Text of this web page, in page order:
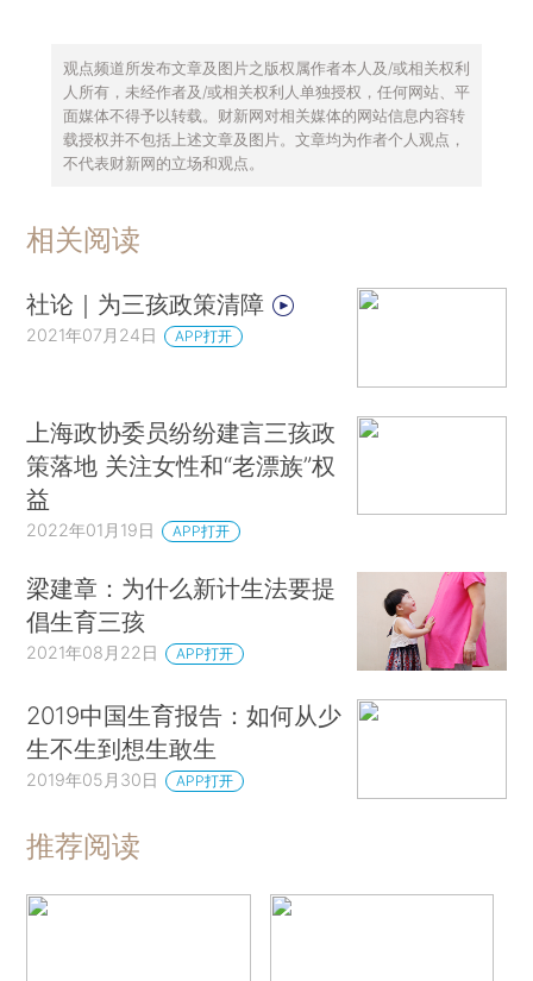
观点频道所发布文章及图片之版权属作者本人及/或相关权利
人所有，未经作者及/或相关权利人单独授权，任何网站、平
面媒体不得予以转载。财新网对相关媒体的网站信息内容转
载授权并不包括上述文章及图片。文章均为作者个人观点，
不代表财新网的立场和观点。
相关阅读
社论｜为三孩政策清障
2021年07月24日 APP打开
上海政协委员纷纷建言三孩政
策落地 关注女性和“老漂族”权
益
2022年01月19日 APP打开
梁建章：为什么新计生法要提
倡生育三孩
2021年08月22日 APP打开
2019中国生育报告：如何从少
生不生到想生敢生
2019年05月30日 APP打开
推荐阅读